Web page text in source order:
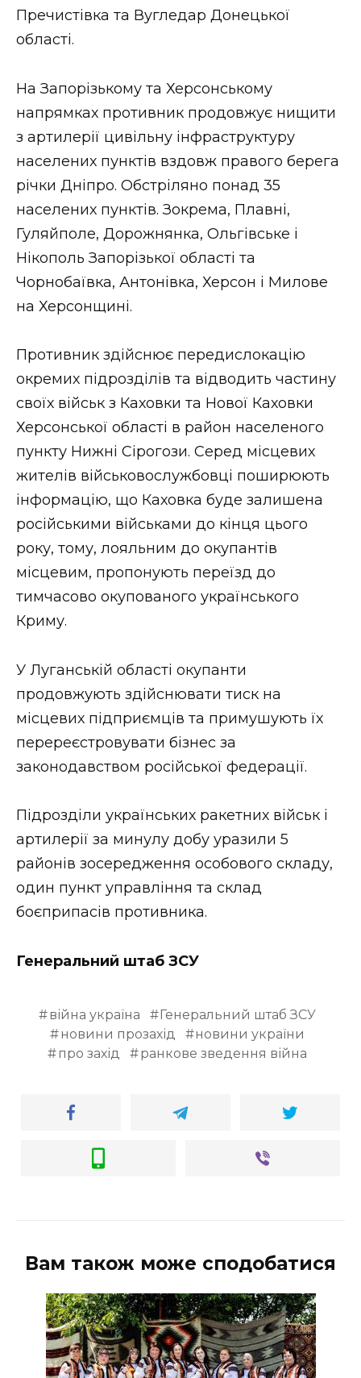
Пречистівка та Вугледар Донецької
області.
На Запорізькому та Херсонському
напрямках противник продовжує нищити
з артилерії цивільну інфраструктуру
населених пунктів вздовж правого берега
річки Дніпро. Обстріляно понад 35
населених пунктів. Зокрема, Плавні,
Гуляйполе, Дорожнянка, Ольгівське і
Нікополь Запорізької області та
Чорнобаївка, Антонівка, Херсон і Милове
на Херсонщині.
Противник здійснює передислокацію
окремих підрозділів та відводить частину
своїх військ з Каховки та Нової Каховки
Херсонської області в район населеного
пункту Нижні Сірогози. Серед місцевих
жителів військовослужбовці поширюють
інформацію, що Каховка буде залишена
російськими військами до кінця цього
року, тому, лояльним до окупантів
місцевим, пропонують переїзд до
тимчасово окупованого українського
Криму.
У Луганській області окупанти
продовжують здійснювати тиск на
місцевих підприємців та примушують їх
перереєстровувати бізнес за
законодавством російської федерації.
Підрозділи українських ракетних військ і
артилерії за минулу добу уразили 5
районів зосередження особового складу,
один пункт управління та склад
боєприпасів противника.
Генеральний штаб ЗСУ
війна україна
Генеральний штаб ЗСУ
новини прозахід
новини україни
про захід
ранкове зведення війна
Вам також може сподобатися